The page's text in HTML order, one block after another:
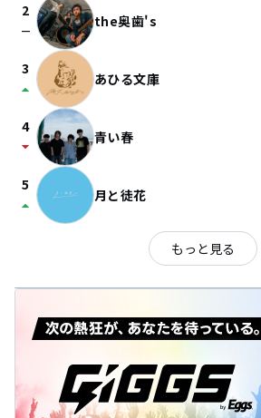
2
check_indeterminate_small the奥歯's
3
arrow_drop_up あひる文庫
4
arrow_drop_down 青い春
5
arrow_drop_up 月と徒花
もっと見る